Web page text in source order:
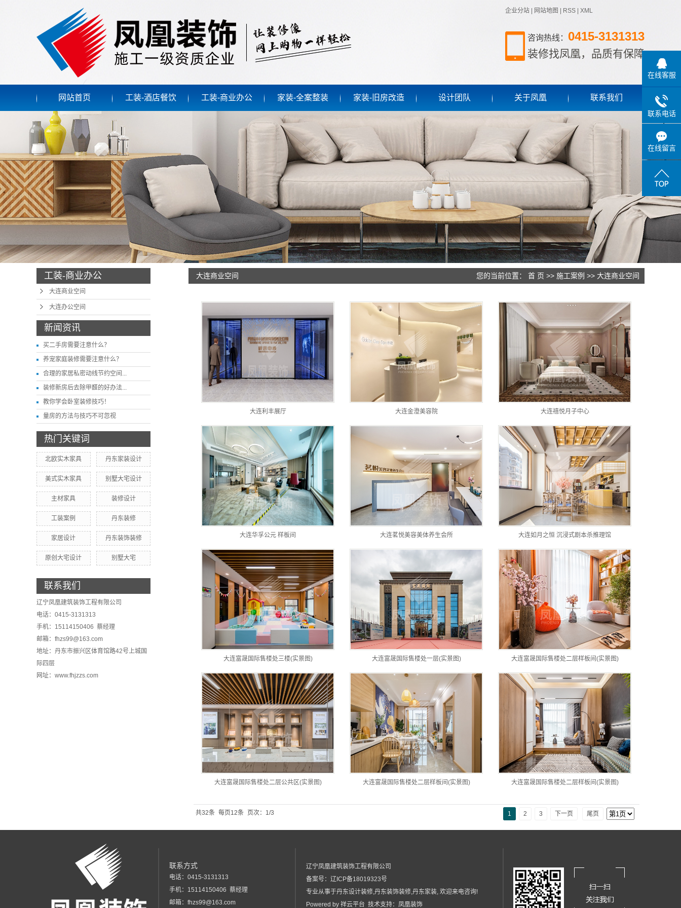
企业分站 网站地图 RSS XML
咨询热线： 0415-3131313
装修找凤凰，品质有保障
网站首页 工装-酒店餐饮
大连洗浴餐饮
工装-商业办公
大连办公空间
家装-全案整装
大连现代风格
大连中式风格
大连欧式风格
大连简约风格
大连美式风格
大连别墅大宅
家装-旧房改造 设计团队 关于凤凰
资质荣誉
公司新闻
联系我们
工装-商业办公
大连商业空间
大连办公空间
新闻资讯
买二手房需要注意什么？
养宠家庭装修需要注意什么？
合理的家居私密动线节约空间...
装修新房后去除甲醛的好办法...
教你学会卧室装修技巧！
量房的方法与技巧不可忽视
热门关键词
北欧实木家具 丹东家装设计
美式实木家具 别墅大宅设计
主材家具 装修设计
工装案例 丹东装修
家居设计 丹东装饰装修
原创大宅设计 别墅大宅
联系我们
辽宁凤凰建筑装饰工程有限公司
电话：0415-3131313
手机：15114150406 蔡经理
邮箱：fhzs99@163.com
地址：丹东市振兴区体育馆路42号上城国
际四层
网址：www.fhjzzs.com
大连商业空间 您的当前位置： 首 页 >> 施工案例 >> 大连商业空间
大连利丰展厅 大连金澄美容院 大连禧悦月子中心
大连华孚公元 样板间 大连茗悦美容美体养生会所 大连如月之恒 沉浸式剧本杀推理馆
大连富晟国际售楼处三楼(实景图) 大连富晟国际售楼处一层(实景图) 大连富晟国际售楼处二层样板间(实景图)
大连富晟国际售楼处二层公共区(实景图) 大连富晟国际售楼处二层样板间(实景图) 大连富晟国际售楼处二层样板间(实景图)
共32条 每页12条 页次：1/3 1 2 3 下一页 尾页
联系方式
电话：0415-3131313
手机：15114150406 蔡经理
邮箱：fhzs99@163.com
辽宁凤凰建筑装饰工程有限公司
备案号： 辽ICP备18019323号
专业从事于丹东设计装修,丹东装饰装修,丹东家装, 欢迎来电咨询!
Powered by 祥云平台 技术支持： 凤凰装饰
在线客服
联系电话
在线留言